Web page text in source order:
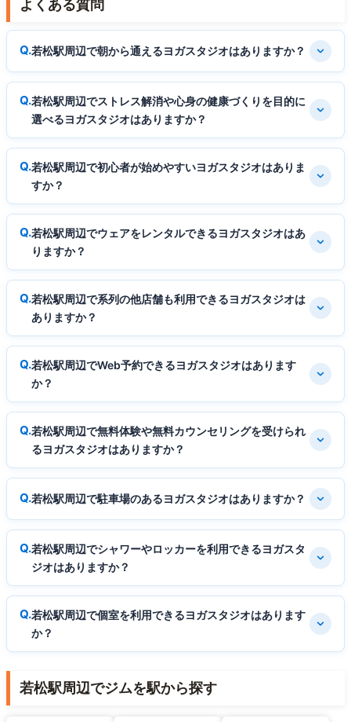
よくある質問
若松駅周辺で朝から通えるヨガスタジオはありますか？
若松駅周辺でストレス解消や心身の健康づくりを目的に
選べるヨガスタジオはありますか？
若松駅周辺で初心者が始めやすいヨガスタジオはありま
すか？
若松駅周辺でウェアをレンタルできるヨガスタジオはあ
りますか？
若松駅周辺で系列の他店舗も利用できるヨガスタジオは
ありますか？
若松駅周辺でWeb予約できるヨガスタジオはあります
か？
若松駅周辺で無料体験や無料カウンセリングを受けられ
るヨガスタジオはありますか？
若松駅周辺で駐車場のあるヨガスタジオはありますか？
若松駅周辺でシャワーやロッカーを利用できるヨガスタ
ジオはありますか？
若松駅周辺で個室を利用できるヨガスタジオはあります
か？
若松駅周辺でジムを駅から探す